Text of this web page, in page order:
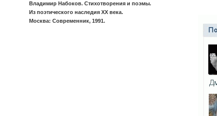
Владимир Набоков. Стихотворения и поэмы.
Из поэтического наследия XX века.
Москва: Современник, 1991.